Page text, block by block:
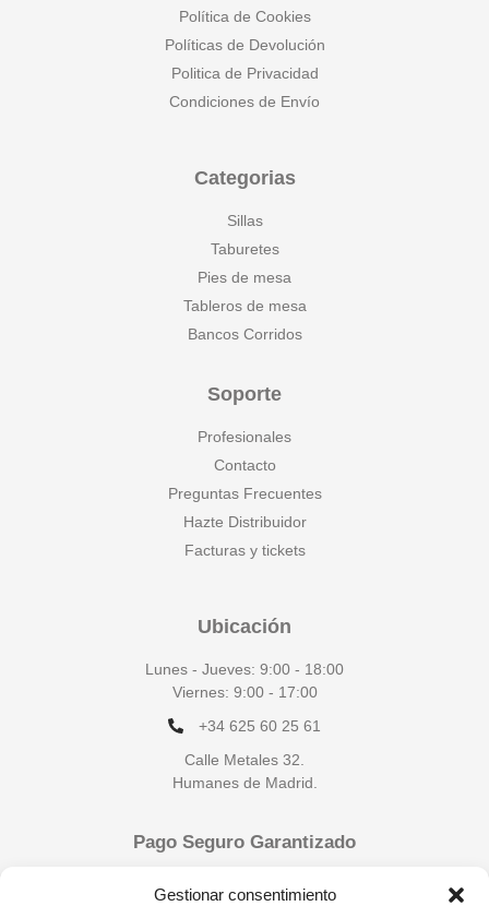
Gestionar consentimiento
Política de Cookies
Políticas de Devolución
Politica de Privacidad
Condiciones de Envío
Categorias
Sillas
Taburetes
Pies de mesa
Tableros de mesa
Bancos Corridos
Soporte
Profesionales
Contacto
Preguntas Frecuentes
Hazte Distribuidor
Facturas y tickets
Ubicación
Lunes - Jueves: 9:00 - 18:00
Viernes: 9:00 - 17:00
+34 625 60 25 61
Calle Metales 32.
Humanes de Madrid.
Pago Seguro Garantizado